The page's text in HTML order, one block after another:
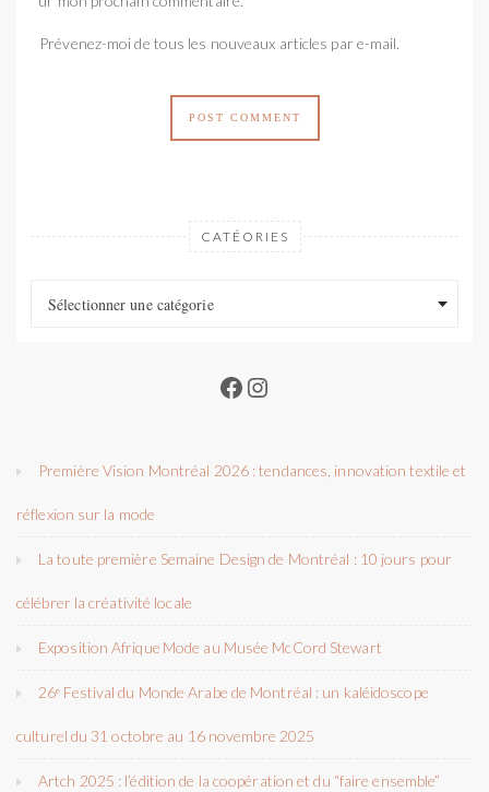
Prévenez-moi de tous les nouveaux articles par e-mail.
CATÉORIES
Sélectionner une catégorie
Facebook
Instagram
Première Vision Montréal 2026 : tendances, innovation textile et
réflexion sur la mode
La toute première Semaine Design de Montréal : 10 jours pour
célébrer la créativité locale
Exposition Afrique Mode au Musée McCord Stewart
26ᵉ Festival du Monde Arabe de Montréal : un kaléidoscope
culturel du 31 octobre au 16 novembre 2025
Artch 2025 : l’édition de la coopération et du “faire ensemble”